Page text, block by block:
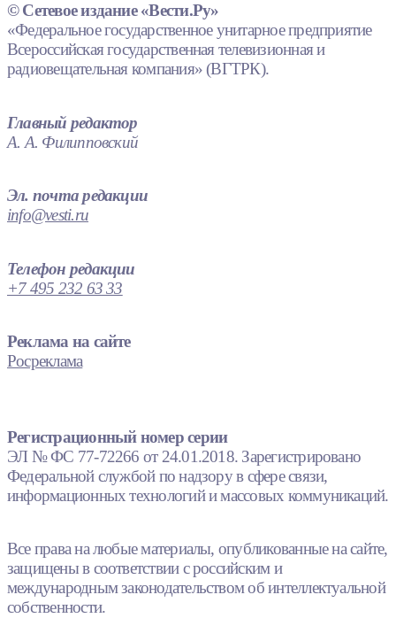
© Сетевое издание «Вести.Ру»
«Федеральное государственное унитарное предприятие
Всероссийская государственная телевизионная и
радиовещательная компания» (ВГТРК).
Главный редактор
А. А. Филипповский
Эл. почта редакции
info@vesti.ru
Телефон редакции
+7 495 232 63 33
Реклама на сайте
Росреклама
Регистрационный номер серии
ЭЛ № ФС 77-72266 от 24.01.2018. Зарегистрировано
Федеральной службой по надзору в сфере связи,
информационных технологий и массовых коммуникаций.
Все права на любые материалы, опубликованные на сайте,
защищены в соответствии с российским и
международным законодательством об интеллектуальной
собственности.